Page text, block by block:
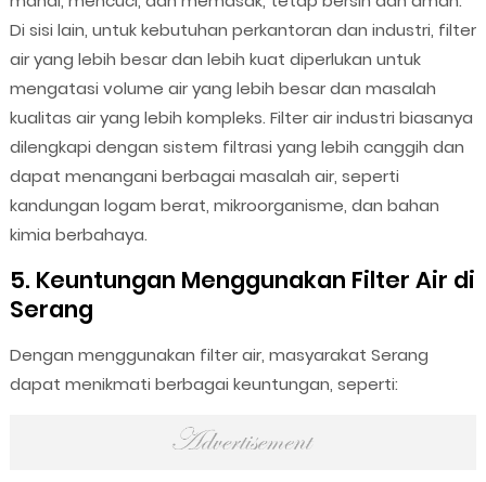
Di sisi lain, untuk kebutuhan perkantoran dan industri, filter
air yang lebih besar dan lebih kuat diperlukan untuk
mengatasi volume air yang lebih besar dan masalah
kualitas air yang lebih kompleks. Filter air industri biasanya
dilengkapi dengan sistem filtrasi yang lebih canggih dan
dapat menangani berbagai masalah air, seperti
kandungan logam berat, mikroorganisme, dan bahan
kimia berbahaya.
5. Keuntungan Menggunakan Filter Air di
Serang
Dengan menggunakan filter air, masyarakat Serang
dapat menikmati berbagai keuntungan, seperti: